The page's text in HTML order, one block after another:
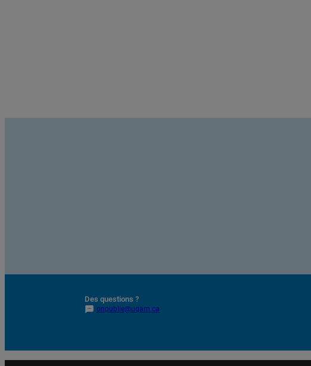
Des questions ?
onpublie@uqam.ca